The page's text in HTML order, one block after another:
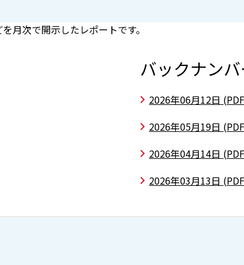
月次で開示したレポートです。
バックナン
2026年06月12日
2026年05月19日
2026年04月14日
2026年03月13日